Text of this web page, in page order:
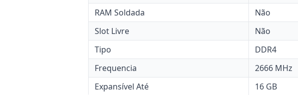
RAM Soldada
Não
Slot Livre
Não
Tipo
DDR4
Frequencia
2666 MHz
Expansível Até
16 GB